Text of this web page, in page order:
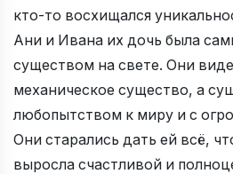
кто-то восхищался
Ани и Ивана их дочь была
существом на свете. Они
механическое существо, а
любопытством к миру и с
Они старались дать ей всё,
выросла счастливой и